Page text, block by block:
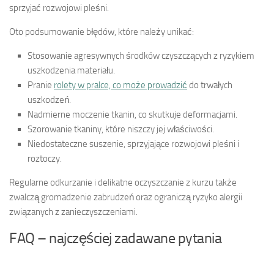
sprzyjać rozwojowi pleśni.
Oto podsumowanie błędów, które należy unikać:
Stosowanie agresywnych środków czyszczących z ryzykiem
uszkodzenia materiału.
Pranie rolety w pralce, co może prowadzić do trwałych
uszkodzeń.
Nadmierne moczenie tkanin, co skutkuje deformacjami.
Szorowanie tkaniny, które niszczy jej właściwości.
Niedostateczne suszenie, sprzyjające rozwojowi pleśni i
roztoczy.
Regularne odkurzanie i delikatne oczyszczanie z kurzu także
zwalczą gromadzenie zabrudzeń oraz ograniczą ryzyko alergii
związanych z zanieczyszczeniami.
FAQ – najczęściej zadawane pytania